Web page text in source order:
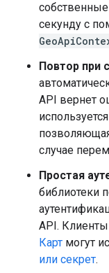
секунду с
Повтор при
API вернет
случае
Простая
библиотеки
API. Клиенты
Карт могут
или секрет.